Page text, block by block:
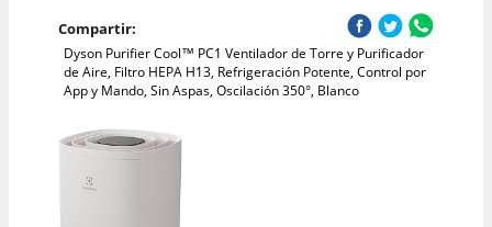
Compartir:
Dyson Purifier Cool™ PC1 Ventilador de Torre y Purificador
de Aire, Filtro HEPA H13, Refrigeración Potente, Control por
App y Mando, Sin Aspas, Oscilación 350°, Blanco